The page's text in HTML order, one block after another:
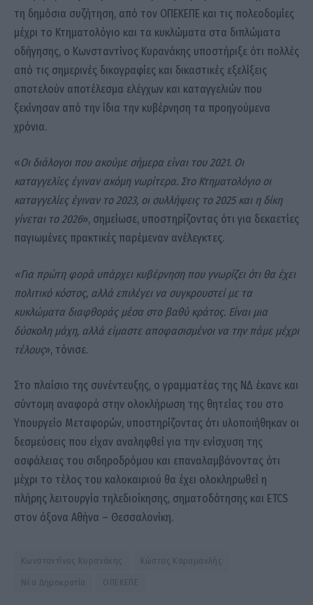
τη δημόσια συζήτηση, από τον ΟΠΕΚΕΠΕ και τις πολεοδομίες
μέχρι το Κτηματολόγιο και τα κυκλώματα στα διπλώματα
οδήγησης, ο Κωνσταντίνος Κυρανάκης υποστήριξε ότι πολλές
από τις σημερινές δικογραφίες και δικαστικές εξελίξεις
αποτελούν αποτέλεσμα ελέγχων και καταγγελιών που
ξεκίνησαν από την ίδια την κυβέρνηση τα προηγούμενα
χρόνια.
«Οι διάλογοι που ακούμε σήμερα είναι του 2021. Οι
καταγγελίες έγιναν ακόμη νωρίτερα. Στο Κτηματολόγιο οι
καταγγελίες έγιναν το 2023, οι συλλήψεις το 2025 και η δίκη
γίνεται το 2026», σημείωσε, υποστηρίζοντας ότι για δεκαετίες
παγιωμένες πρακτικές παρέμεναν ανέλεγκτες.
«Για πρώτη φορά υπάρχει κυβέρνηση που γνωρίζει ότι θα έχει
πολιτικό κόστος, αλλά επιλέγει να συγκρουστεί με τα
κυκλώματα διαφθοράς μέσα στο βαθύ κράτος. Είναι μια
δύσκολη μάχη, αλλά είμαστε αποφασισμένοι να την πάμε μέχρι
τέλους», τόνισε.
Στο πλαίσιο της συνέντευξης, ο γραμματέας της ΝΔ έκανε και
σύντομη αναφορά στην ολοκλήρωση της θητείας του στο
Υπουργείο Μεταφορών, υποστηρίζοντας ότι υλοποιήθηκαν οι
δεσμεύσεις που είχαν αναληφθεί για την ενίσχυση της
ασφάλειας του σιδηροδρόμου και επαναλαμβάνοντας ότι
μέχρι το τέλος του καλοκαιριού θα έχει ολοκληρωθεί η
πλήρης λειτουργία τηλεδιοίκησης, σηματοδότησης και ETCS
στον άξονα Αθήνα – Θεσσαλονίκη.
Κωνσταντίνος Κυρανάκης Κώστας Καραμανλής
Νέα Δημοκρατία ΟΠΕΚΕΠΕ